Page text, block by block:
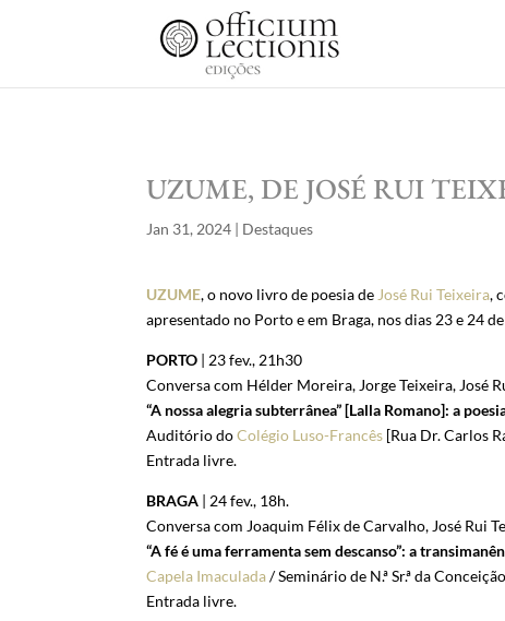
UZUME, DE JOSÉ RUI
Jan 31, 2024 | Destaques
UZUME, o novo livro de poesia de José Rui Teixeira,
apresentado no Porto e em Braga, nos dias 23 e 24
PORTO | 23 fev., 21h30
Conversa com Hélder Moreira, Jorge Teixeira, José
“A nossa alegria subterrânea” [Lalla Romano]: a
Auditório doColégio Luso-Francês [Rua Dr. Carlos
Entrada livre.
BRAGA | 24 fev., 18h.
Conversa com Joaquim Félix de Carvalho, José Rui
“A fé é uma ferramenta sem descanso”: a
Capela Imaculada/ Seminário de N.ª Sr.ª da
Entrada livre.